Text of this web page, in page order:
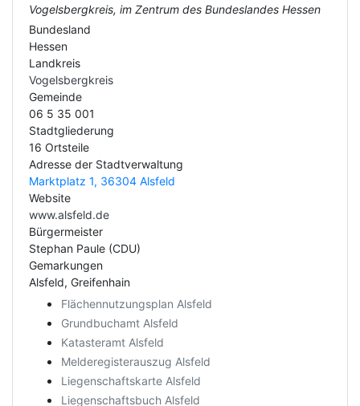
Vogelsbergkreis, im Zentrum des Bundeslandes Hessen
Bundesland
Hessen
Landkreis
Vogelsbergkreis
Gemeinde
06 5 35 001
Stadtgliederung
16 Ortsteile
Adresse der Stadtverwaltung
Marktplatz 1, 36304 Alsfeld
Website
www.alsfeld.de
Bürgermeister
Stephan Paule (CDU)
Gemarkungen
Alsfeld, Greifenhain
Flächennutzungsplan Alsfeld
Grundbuchamt Alsfeld
Katasteramt Alsfeld
Melderegisterauszug Alsfeld
Liegenschaftskarte Alsfeld
Liegenschaftsbuch Alsfeld